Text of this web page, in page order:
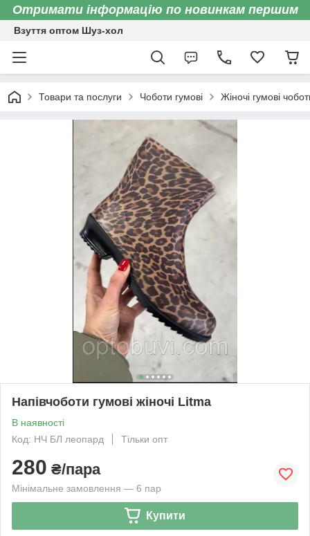
Отримати інформацію по новинкам першим
Взуття оптом Шуз-хол
Товари та послуги Чоботи гумові Жіночі гумові
Напівчоботи гумові жіночі Litma
В наявності
Код: НЧ БЛ леопард
Тільки опт
280 ₴/пара
Мінімальне замовлення — 6 пар
Купити